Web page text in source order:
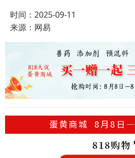
时间：2025-09-11
来源：网易